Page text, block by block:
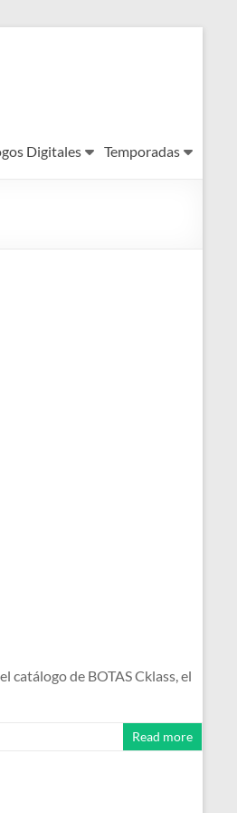
Digitales Temporadas
catálogo de BOTAS Cklass, el
Read more